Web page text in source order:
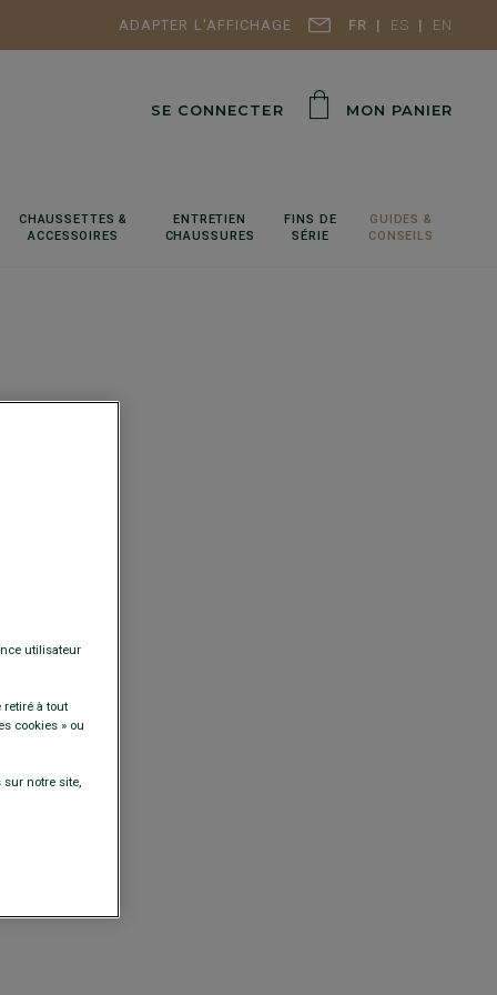
FR ES EN
ADAPTER L'AFFICHAGE
SE CONNECTER MON PANIER
CHAUSSETTES &
ACCESSOIRES
ENTRETIEN
CHAUSSURES
FINS DE
SÉRIE
GUIDES &
CONSEILS
utilisateur
à tout
cookies » ou
notre site,